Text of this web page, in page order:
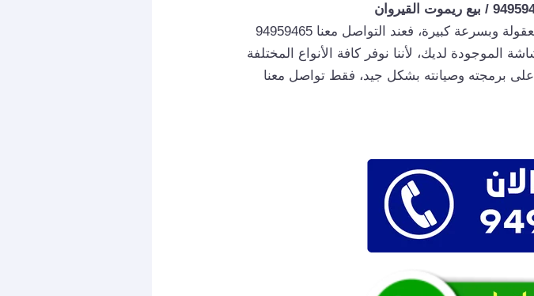
توصيل ريموت القيروان خدمة مميزة نقدمها بتكلفة معقولة وبسرعة كبيرة، فعند التواصل معنا 94959465
لديك، لأننا نوفر كافة الأنواع المختلفة
على برمجته وصيانته بشكل جيد، فقط تواصل معنا